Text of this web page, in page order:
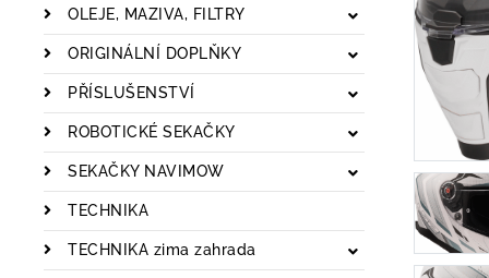
OLEJE, MAZIVA, FILTRY
ORIGINÁLNÍ DOPLŇKY
PŘÍSLUŠENSTVÍ
ROBOTICKÉ SEKAČKY
SEKAČKY NAVIMOW
TECHNIKA
TECHNIKA zima zahrada